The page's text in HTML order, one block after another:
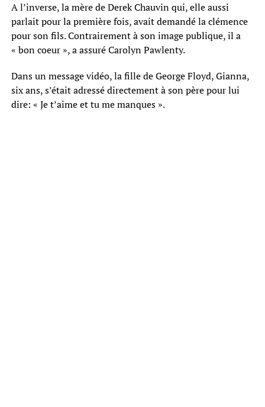
A l’inverse, la mère de Derek Chauvin qui, elle aussi
parlait pour la première fois, avait demandé la clémence
pour son fils. Contrairement à son image publique, il a
« bon coeur », a assuré Carolyn Pawlenty.
Dans un message vidéo, la fille de George Floyd, Gianna,
six ans, s’était adressé directement à son père pour lui
dire: « Je t’aime et tu me manques ».